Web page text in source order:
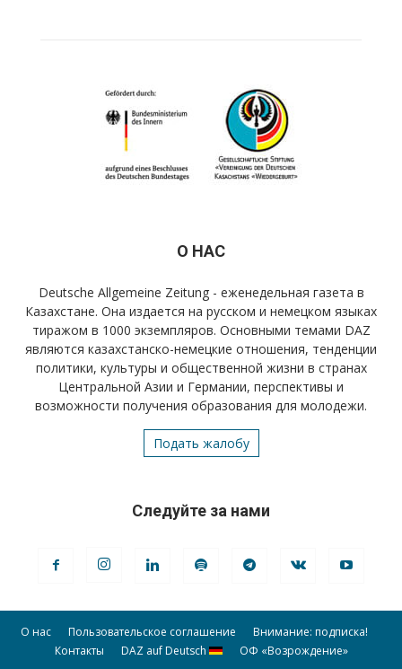
О НАС
Deutsche Allgemeine Zeitung - еженедельная газета в
Казахстане. Она издается на русском и немецком языках
тиражом в 1000 экземпляров. Основными темами DAZ
являются казахстанско-немецкие отношения, тенденции
политики, культуры и общественной жизни в странах
Центральной Азии и Германии, перспективы и
возможности получения образования для молодежи.
Подать жалобу
Следуйте за нами
О нас Пользовательское соглашение
Внимание: подписка!
Контакты
DAZ auf Deutsch ОФ «Возрождение»